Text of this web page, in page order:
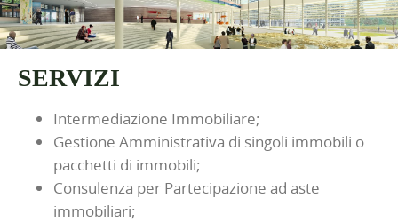
SERVIZI
Intermediazione Immobiliare;
Gestione Amministrativa di singoli immobili o
pacchetti di immobili;
Consulenza per Partecipazione ad aste
immobiliari;